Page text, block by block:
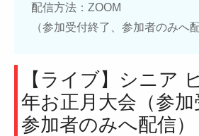
配信方法：ZOOM
（参加受付終了、参加者のみへ配
【ライブ】シニア
年お正月大会（参加
参加者のみへ配信